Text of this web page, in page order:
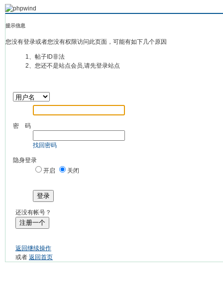
提示信息
您没有登录或者您没有权限访问此页面，可能有如下几个原因
1、帖子ID非法
2、您还不是站点会员,请先登录站点
密 码
找回密码
隐身登录
开启
关闭
登录
还没有帐号？
注册一个
返回继续操作
或者 返回首页